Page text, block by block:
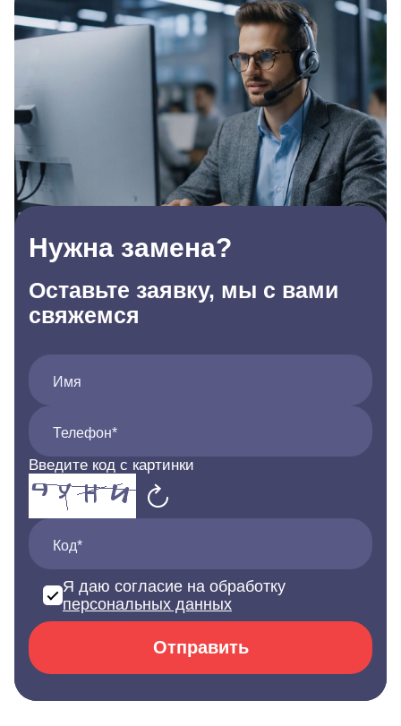
Нужна замена?
Оставьте заявку, мы с вами
свяжемся
Имя
Телефон*
Введите код с картинки
Код*
Я даю согласие на обработку
персональных данных
Отправить